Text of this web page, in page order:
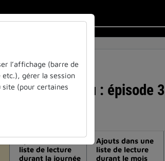
des bu : épisode 3
liste de lecture
durant la journée
Ajouts dans une
liste de lecture
durant le mois
l’affichage (barre de
gérer la session
(pour certaines